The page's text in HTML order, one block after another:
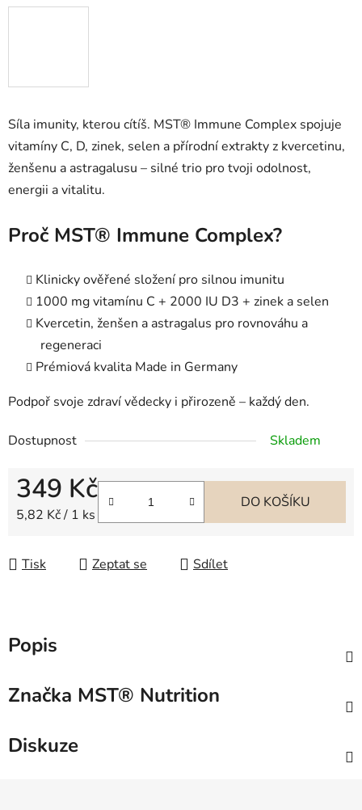
Síla imunity, kterou cítíš. MST® Immune Complex spojuje
vitamíny C, D, zinek, selen a přírodní extrakty z kvercetinu,
ženšenu a astragalusu – silné trio pro tvoji odolnost,
energii a vitalitu.
Proč MST® Immune Complex?
Klinicky ověřené složení pro silnou imunitu
1000 mg vitamínu C + 2000 IU D3 + zinek a selen
Kvercetin, ženšen a astragalus pro rovnováhu a
regeneraci
Prémiová kvalita Made in Germany
Podpoř svoje zdraví vědecky i přirozeně – každý den.
Dostupnost Skladem
349 Kč
Měrná cena:
5,82 Kč / 1 ks
DO KOŠÍKU
Tisk Zeptat se Sdílet
Popis
Značka MST® Nutrition
Diskuze